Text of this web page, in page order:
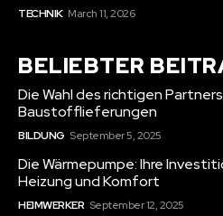
TECHNIK March 11, 2026
BELIEBTER
Die Wahl des richtigen
Baustofflieferungen
BILDUNG September 5, 2025
Die Wärmepumpe: Ihre
Heizung und Komfort
HEIMWERKER September 12, 2025